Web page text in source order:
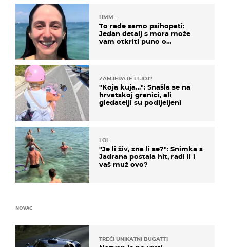
HMM…
To rade samo psihopati:
Jedan detalj s mora može
vam otkriti puno o
ZAMJERATE LI JOJ?
"Koja kuja…": Snašla se na
hrvatskoj granici, ali
gledatelji su podijeljeni
LOL
"Je li živ, zna li se?": Snimka s
Jadrana postala hit, radi li i
vaš muž ovo?
NOVAC
TREĆI UNIKATNI BUGATTI